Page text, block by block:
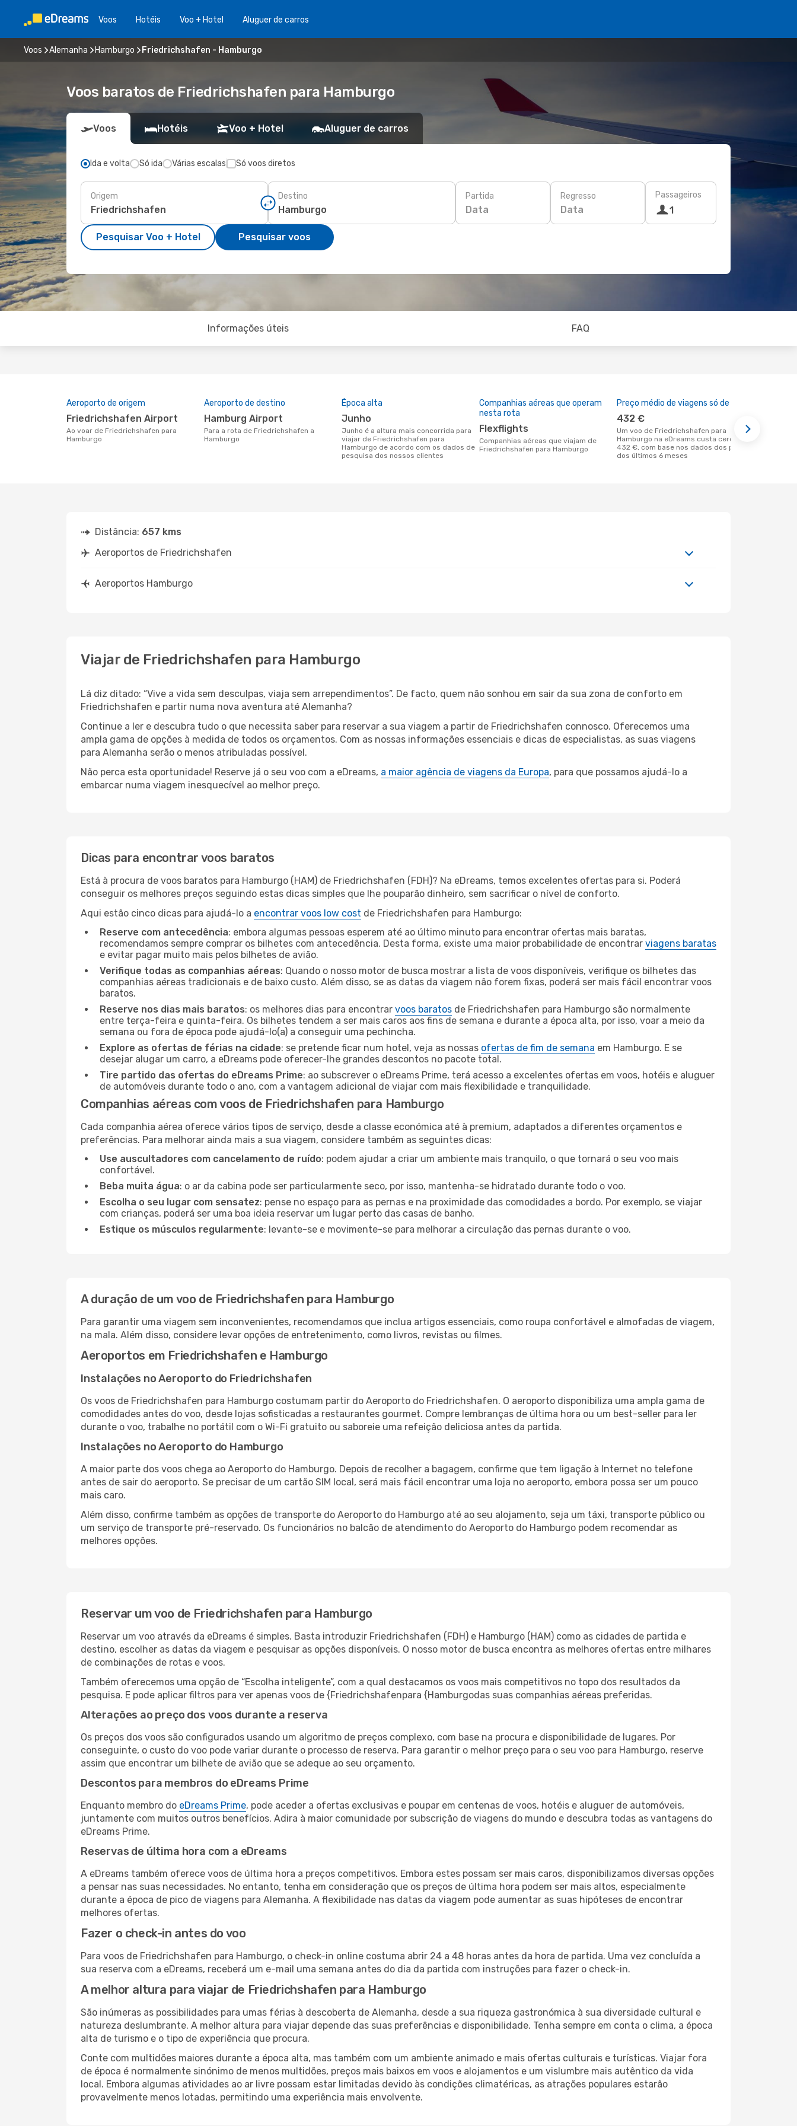
Voos Hotéis Voo + Hotel Aluguer de carros
Voos Alemanha Hamburgo Friedrichshafen - Hamburgo
Voos baratos de Friedrichshafen para Hamburgo
Voos Hotéis Voo + Hotel Aluguer de carros
Ida e volta Só ida Várias escalas Só voos diretos
Origem Destino Partida
Data
Regresso
Data
Passageiros
1
Pesquisar Voo + Hotel Pesquisar voos
Informações úteis FAQ
Aeroporto de origem
Friedrichshafen Airport
Ao voar de Friedrichshafen para
Hamburgo
Aeroporto de destino
Hamburg Airport
Para a rota de Friedrichshafen a
Hamburgo
Época alta
junho
junho é a altura mais concorrida para
viajar de Friedrichshafen para
Hamburgo de acordo com os dados de
pesquisa dos nossos clientes
Companhias aéreas que operam
nesta rota
Flexflights
Companhias aéreas que viajam de
Friedrichshafen para Hamburgo
Preço médio de viagens só de ida
432 €
Um voo de Friedrichshafen para
Hamburgo na eDreams custa cerca de
432 €, com base nos dados dos preços
dos últimos 6 meses
Distância: 657 kms
Aeroportos de Friedrichshafen
Aeroportos Hamburgo
Viajar de Friedrichshafen para Hamburgo
Lá diz ditado: “Vive a vida sem desculpas, viaja sem arrependimentos”. De facto, quem não sonhou em sair da sua zona de conforto em
Friedrichshafen e partir numa nova aventura até Alemanha?
Continue a ler e descubra tudo o que necessita saber para reservar a sua viagem a partir de Friedrichshafen connosco. Oferecemos uma
ampla gama de opções à medida de todos os orçamentos. Com as nossas informações essenciais e dicas de especialistas, as suas viagens
para Alemanha serão o menos atribuladas possível.
Não perca esta oportunidade! Reserve já o seu voo com a eDreams, a maior agência de viagens da Europa, para que possamos ajudá-lo a
embarcar numa viagem inesquecível ao melhor preço.
Dicas para encontrar voos baratos
Está à procura de voos baratos para Hamburgo (HAM) de Friedrichshafen (FDH)? Na eDreams, temos excelentes ofertas para si. Poderá
conseguir os melhores preços seguindo estas dicas simples que lhe pouparão dinheiro, sem sacrificar o nível de conforto.
Aqui estão cinco dicas para ajudá-lo a encontrar voos low cost de Friedrichshafen para Hamburgo:
Reserve com antecedência: embora algumas pessoas esperem até ao último minuto para encontrar ofertas mais baratas,
recomendamos sempre comprar os bilhetes com antecedência. Desta forma, existe uma maior probabilidade de encontrar viagens baratas
e evitar pagar muito mais pelos bilhetes de avião.
Verifique todas as companhias aéreas: Quando o nosso motor de busca mostrar a lista de voos disponíveis, verifique os bilhetes das
companhias aéreas tradicionais e de baixo custo. Além disso, se as datas da viagem não forem fixas, poderá ser mais fácil encontrar voos
baratos.
Reserve nos dias mais baratos: os melhores dias para encontrar voos baratos de Friedrichshafen para Hamburgo são normalmente
entre terça-feira e quinta-feira. Os bilhetes tendem a ser mais caros aos fins de semana e durante a época alta, por isso, voar a meio da
semana ou fora de época pode ajudá-lo(a) a conseguir uma pechincha.
Explore as ofertas de férias na cidade: se pretende ficar num hotel, veja as nossas ofertas de fim de semana em Hamburgo. E se
desejar alugar um carro, a eDreams pode oferecer-lhe grandes descontos no pacote total.
Tire partido das ofertas do eDreams Prime: ao subscrever o eDreams Prime, terá acesso a excelentes ofertas em voos, hotéis e aluguer
de automóveis durante todo o ano, com a vantagem adicional de viajar com mais flexibilidade e tranquilidade.
Companhias aéreas com voos de Friedrichshafen para Hamburgo
Cada companhia aérea oferece vários tipos de serviço, desde a classe económica até à premium, adaptados a diferentes orçamentos e
preferências. Para melhorar ainda mais a sua viagem, considere também as seguintes dicas:
Use auscultadores com cancelamento de ruído: podem ajudar a criar um ambiente mais tranquilo, o que tornará o seu voo mais
confortável.
Beba muita água: o ar da cabina pode ser particularmente seco, por isso, mantenha-se hidratado durante todo o voo.
Escolha o seu lugar com sensatez: pense no espaço para as pernas e na proximidade das comodidades a bordo. Por exemplo, se viajar
com crianças, poderá ser uma boa ideia reservar um lugar perto das casas de banho.
Estique os músculos regularmente: levante-se e movimente-se para melhorar a circulação das pernas durante o voo.
A duração de um voo de Friedrichshafen para Hamburgo
Para garantir uma viagem sem inconvenientes, recomendamos que inclua artigos essenciais, como roupa confortável e almofadas de viagem,
na mala. Além disso, considere levar opções de entretenimento, como livros, revistas ou filmes.
Aeroportos em Friedrichshafen e Hamburgo
Instalações no Aeroporto do Friedrichshafen
Os voos de Friedrichshafen para Hamburgo costumam partir do Aeroporto do Friedrichshafen. O aeroporto disponibiliza uma ampla gama de
comodidades antes do voo, desde lojas sofisticadas a restaurantes gourmet. Compre lembranças de última hora ou um best-seller para ler
durante o voo, trabalhe no portátil com o Wi-Fi gratuito ou saboreie uma refeição deliciosa antes da partida.
Instalações no Aeroporto do Hamburgo
A maior parte dos voos chega ao Aeroporto do Hamburgo. Depois de recolher a bagagem, confirme que tem ligação à Internet no telefone
antes de sair do aeroporto. Se precisar de um cartão SIM local, será mais fácil encontrar uma loja no aeroporto, embora possa ser um pouco
mais caro.
Além disso, confirme também as opções de transporte do Aeroporto do Hamburgo até ao seu alojamento, seja um táxi, transporte público ou
um serviço de transporte pré-reservado. Os funcionários no balcão de atendimento do Aeroporto do Hamburgo podem recomendar as
melhores opções.
Reservar um voo de Friedrichshafen para Hamburgo
Reservar um voo através da eDreams é simples. Basta introduzir Friedrichshafen (FDH) e Hamburgo (HAM) como as cidades de partida e
destino, escolher as datas da viagem e pesquisar as opções disponíveis. O nosso motor de busca encontra as melhores ofertas entre milhares
de combinações de rotas e voos.
Também oferecemos uma opção de “Escolha inteligente”, com a qual destacamos os voos mais competitivos no topo dos resultados da
pesquisa. E pode aplicar filtros para ver apenas voos de {Friedrichshafenpara {Hamburgodas suas companhias aéreas preferidas.
Alterações ao preço dos voos durante a reserva
Os preços dos voos são configurados usando um algoritmo de preços complexo, com base na procura e disponibilidade de lugares. Por
conseguinte, o custo do voo pode variar durante o processo de reserva. Para garantir o melhor preço para o seu voo para Hamburgo, reserve
assim que encontrar um bilhete de avião que se adeque ao seu orçamento.
Descontos para membros do eDreams Prime
Enquanto membro do eDreams Prime, pode aceder a ofertas exclusivas e poupar em centenas de voos, hotéis e aluguer de automóveis,
juntamente com muitos outros benefícios. Adira à maior comunidade por subscrição de viagens do mundo e descubra todas as vantagens do
eDreams Prime.
Reservas de última hora com a eDreams
A eDreams também oferece voos de última hora a preços competitivos. Embora estes possam ser mais caros, disponibilizamos diversas opções
a pensar nas suas necessidades. No entanto, tenha em consideração que os preços de última hora podem ser mais altos, especialmente
durante a época de pico de viagens para Alemanha. A flexibilidade nas datas da viagem pode aumentar as suas hipóteses de encontrar
melhores ofertas.
Fazer o check-in antes do voo
Para voos de Friedrichshafen para Hamburgo, o check-in online costuma abrir 24 a 48 horas antes da hora de partida. Uma vez concluída a
sua reserva com a eDreams, receberá um e-mail uma semana antes do dia da partida com instruções para fazer o check-in.
A melhor altura para viajar de Friedrichshafen para Hamburgo
São inúmeras as possibilidades para umas férias à descoberta de Alemanha, desde a sua riqueza gastronómica à sua diversidade cultural e
natureza deslumbrante. A melhor altura para viajar depende das suas preferências e disponibilidade. Tenha sempre em conta o clima, a época
alta de turismo e o tipo de experiência que procura.
Conte com multidões maiores durante a época alta, mas também com um ambiente animado e mais ofertas culturais e turísticas. Viajar fora
de época é normalmente sinónimo de menos multidões, preços mais baixos em voos e alojamentos e um vislumbre mais autêntico da vida
local. Embora algumas atividades ao ar livre possam estar limitadas devido às condições climatéricas, as atrações populares estarão
provavelmente menos lotadas, permitindo uma experiência mais envolvente.